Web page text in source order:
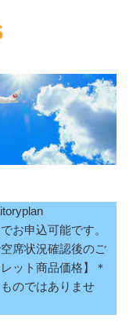
込可能です。
席状況確認後のご
ット商品価格】＊
のではありませ